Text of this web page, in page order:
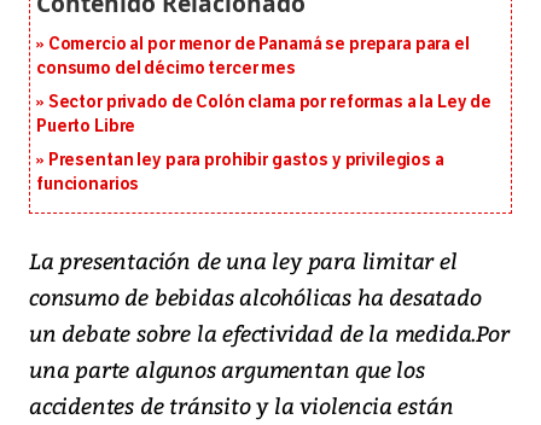
Comercio al por menor de Panamá se prepara para el
consumo del décimo tercer mes
Sector privado de Colón clama por reformas a la Ley de
Puerto Libre
Presentan ley para prohibir gastos y privilegios a
funcionarios
La presentación de una ley para limitar el
consumo de bebidas alcohólicas ha desatado
un debate sobre la efectividad de la medida.Por
una parte algunos argumentan que los
accidentes de tránsito y la violencia están